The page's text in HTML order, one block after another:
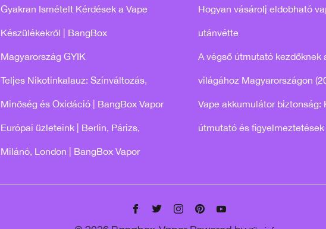
Gyakran Ismételt Kérdések a Vape
Készülékekről | BangBox
Magyarország GYIK
Teljes Nikotinkalauz: Színváltozás,
Minőség és Oxidáció | BangBox Vapor
Európai üzleteink | Berlin, Párizs,
Milánó, London | BangBox Vapor
Hogyan vásárolj eldobható
utánvétte
A végső útmutató kezdőknek
világához Magyarországon
Vape akkumulátor biztonság:
útmutató és figyelmeztetések